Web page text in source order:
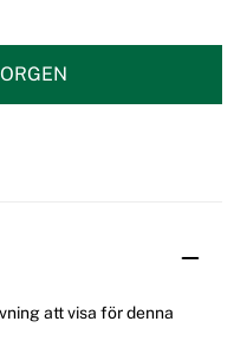
att visa för denna